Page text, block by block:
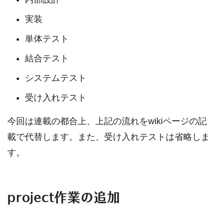
実装
単体テスト
結合テスト
システムテスト
受け入れテスト
今回は連載の都合上、上記の流れをwikiページの記
載で代替します。また、受け入れテストは省略しま
す。
project作業の追加